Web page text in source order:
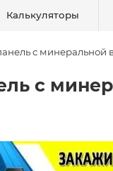
Калькуляторы
с минеральной
с